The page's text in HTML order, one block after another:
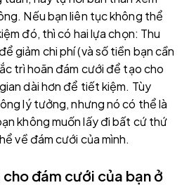
Nếu bạn liên tục không thể
đó, thì có hai lựa chọn: Thu
giảm chi phí (và số tiền bạn cần
trì hoãn đám cưới để tạo cho
dài hơn để tiết kiệm. Tùy
lý tưởng, nhưng nó có thể là
không muốn lấy đi bất cứ thứ
về đám cưới của mình.
đám cưới của bạn ở